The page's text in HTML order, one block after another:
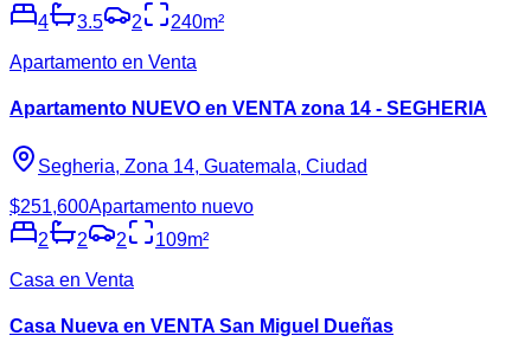
4
3.5 2 240m²
Apartamento en Venta
Apartamento NUEVO en VENTA zona 14 - SEGHERIA
Segheria, Zona 14, Guatemala, Ciudad
$251,600Apartamento nuevo
2
2 2 109m²
Casa en Venta
Casa Nueva en VENTA San Miguel Dueñas